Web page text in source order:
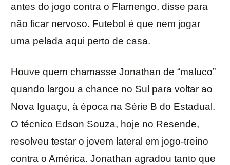
antes do jogo contra o Flamengo, disse para
não ficar nervoso. Futebol é que nem jogar
uma pelada aqui perto de casa.
Houve quem chamasse Jonathan de “maluco”
quando largou a chance no Sul para voltar ao
Nova Iguaçu, à época na Série B do Estadual.
O técnico Edson Souza, hoje no Resende,
resolveu testar o jovem lateral em jogo-treino
contra o América. Jonathan agradou tanto que